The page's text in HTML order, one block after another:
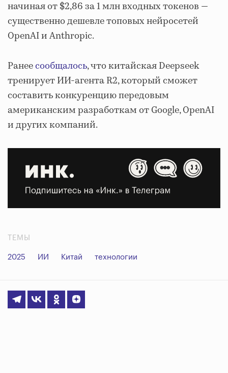
начиная от $2,86 за 1 млн входных токенов —
существенно дешевле топовых нейросетей
OpenAI и Anthropic.
Ранеесообщалось, что китайская Deepseek
тренирует ИИ-агента R2, который сможет
составить конкуренцию передовым
американским разработкам от Google, OpenAI
и других компаний.
ТЕМЫ
2025 ИИ Китай технологии